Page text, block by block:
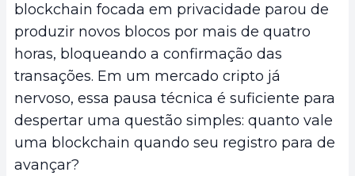
blockchain focada em privacidade parou de
produzir novos blocos por mais de quatro
horas, bloqueando a confirmação das
transações. Em um mercado cripto já
nervoso, essa pausa técnica é suficiente para
despertar uma questão simples: quanto vale
uma blockchain quando seu registro para de
avançar?